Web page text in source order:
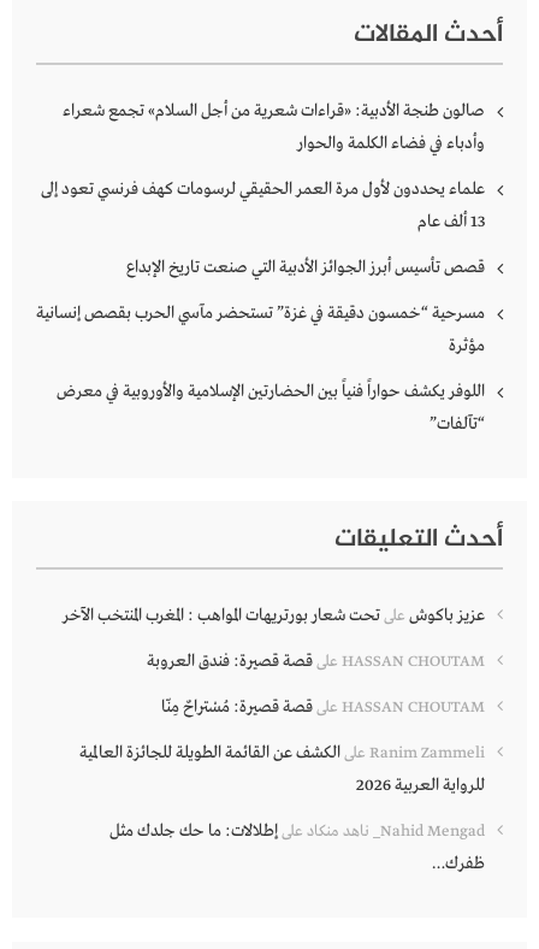
أحدث المقالات
صالون طنجة الأدبية: «قراءات شعرية من أجل السلام» تجمع شعراء
وأدباء في فضاء الكلمة والحوار
علماء يحددون لأول مرة العمر الحقيقي لرسومات كهف فرنسي تعود إلى
13 ألف عام
قصص تأسيس أبرز الجوائز الأدبية التي صنعت تاريخ الإبداع
مسرحية “خمسون دقيقة في غزة” تستحضر مآسي الحرب بقصص إنسانية
مؤثرة
اللوفر يكشف حواراً فنياً بين الحضارتين الإسلامية والأوروبية في معرض
“تآلفات”
أحدث التعليقات
عزيز باكوش علىتحت شعار بورتريهات المواهب : المغرب المنتخب الآخر
HASSAN CHOUTAM علىقصة قصيرة: فندق العروبة
HASSAN CHOUTAM علىقصة قصيرة: مُسْتراحٌ مِنّا
Ranim Zammeli علىالكشف عن القائمة الطويلة للجائزة العالمية
للرواية العربية 2026
Nahid Mengad_ ناهد منكاد علىإطلالات: ما حك جلدك مثل
ظفرك…